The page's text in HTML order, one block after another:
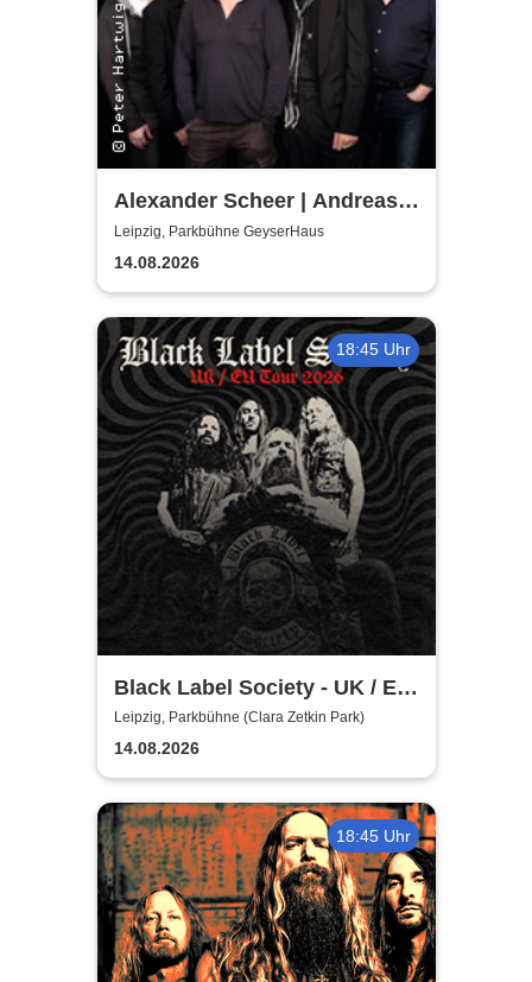
Alexander Scheer | Andreas
Dresen & Band spielen (nicht
nur) Gundermann
Leipzig, Parkbühne GeyserHaus
14.08.2026
18:45 Uhr
Black Label Society - UK / EU
TOUR 2026
Leipzig, Parkbühne (Clara Zetkin Park)
14.08.2026
18:45 Uhr